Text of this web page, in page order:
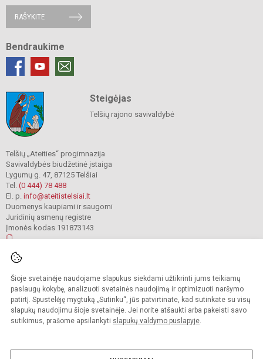
Šioje svetainėje naudojame slapukus siekdami užtikrinti jums teikiamų
paslaugų kokybę, analizuoti svetainės naudojimą ir optimizuoti naršymo
patirtį. Spustelėję mygtuką „Sutinku“, jūs patvirtinate, kad sutinkate su visų
slapukų naudojimu šioje svetainėje. Jei norite atšaukti arba pakeisti savo
sutikimus, prašome apsilankyti slapukų valdymo puslapyje.
RAŠYKITE
Bendraukime
Steigėjas
Telšių rajono savivaldybė
Telšių „Ateities“ progimnazija
Savivaldybės biudžetinė įstaiga
Lygumų g. 47, 87125 Telšiai
Tel. (0 444) 78 488
El. p. info@ateitistelsiai.lt
Duomenys kaupiami ir saugomi
Juridinių asmenų registre
Įmonės kodas 191873143
Kopijuoti turinį be raštiško progimnazijos administracijos sutikimo griežtai
draudžiama.
Prieinamumo paraiška Slapukų valdymas
Sumanus būdas atnaujinti